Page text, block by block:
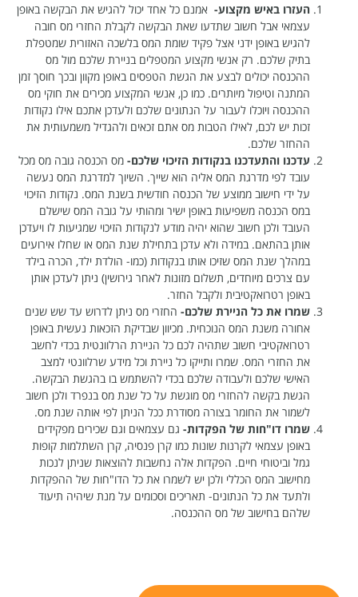
העזרו באיש מקצוע- אמנם כל אחד יכול להגיש את הבקשה באופן
עצמאי אבל חשוב שתדעו שאת הבקשה לקבלת החזרי מס חובה
להגיש באופן ידני אצל פקיד שומת המס בלשכה האזורית שמטפלת
בתיק שלכם. רק אנשי מקצוע המטפלים בניירת שלכם מול מס
ההכנסה יכולים לבצע את הגשת הטפסים באופן מקוון ובכך חוסך זמן
המתנה וטיפול מיותרים. כמו כן, אנשי המקצוע מכירים את חוקי מס
ההכנסה ויוכלו לעבור על הנתונים שלכם ולעדכן אתכם אילו נקודות
זכות יש לכם, לאילו הטבות מס אתם זכאים ולהגדיל משמעותית את
ההחזר שלכם.
עדכנו והתעדכנו בנקודות הזיכוי שלכם- מס הכנסה גובה מס מכל
עובד לפי מדרגת המס אליה הוא שייך. השיוך למדרגת המס נעשה
על ידי חישוב ממוצע של הכנסה חודשית בשנת המס. נקודות הזיכוי
במס הכנסה משפיעות באופן ישיר ומהותי על גובה המס שישלם
העובד ולכן חשוב שהוא יהיה מודע לנקודות הזיכוי שמגיעות לו ויעדכן
אותן בהתאם. במידה ולא עדכן בתחילת שנת המס או שחלו אירועים
במהלך שנת המס שזיכו אותו בנקודות (כמו- הולדת ילד, הכרה בילד
עם צרכים מיוחדים, תשלום מזונות לאחר גירושין) ניתן לעדכן אותן
באופן רטרואקטיבית ולקבל החזר.
שמרו את כל הניירת שלכם- החזרי מס ניתן לדרוש עד שש שנים
אחורה משנת המס הנוכחית. מכיוון שבדיקת הזכאות נעשית באופן
רטרואקטיבי חשוב שתהיה לכם כל הניירת הרלוונטית בכדי לחשב
את החזרי המס. שמרו ותייקו כל ניירת וכל מידע שרלוונטי למצב
האישי שלכם ולעבודה שלכם בכדי להשתמש בו בהגשת הבקשה.
הגשת בקשה להחזרי מס מוגשת על כל שנת מס בנפרד ולכן חשוב
לשמור את החומר בצורה מסודרת ככל הניתן לפי אותה שנת מס.
שמרו דו"חות של הפקדות- גם עצמאים וגם שכירים מפקידים
באופן עצמאי לקרנות שונות כמו קרן פנסיה, קרן השתלמות קופות
גמל וביטוחי חיים. הפקדות אלה נחשבות להוצאות שניתן לנכות
מחישוב המס הכללי ולכן יש לשמרו את כל הדו"חות של ההפקדות
ולתעד את כל הנתונים- תאריכים וסכומים על מנת שיהיה תיעוד
שלהם בחישוב של מס ההכנסה.